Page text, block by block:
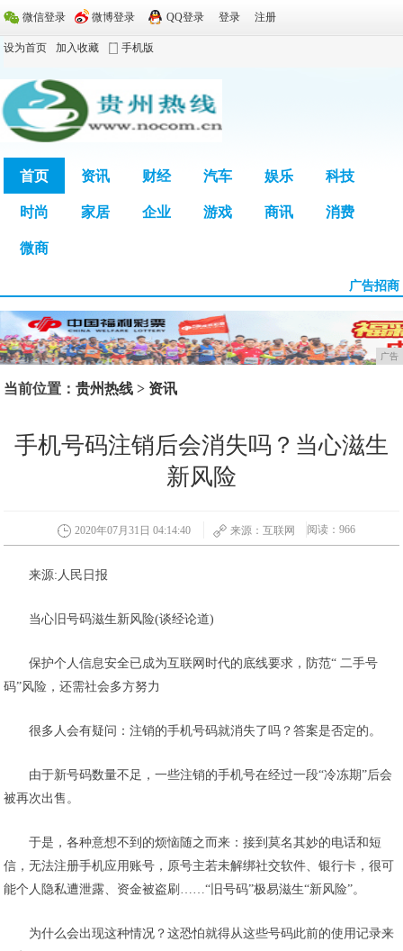
微信登录 微博登录 QQ登录 登录 注册
设为首页 加入收藏 手机版
首页 资讯 财经 汽车 娱乐 科技
时尚 家居 企业 游戏 商讯 消费
微商
广告招商
广告
当前位置：贵州热线 > 资讯
手机号码注销后会消失吗？当心滋生
新风险
2020年07月31日 04:14:40 来源：互联网 阅读：966
来源:人民日报
当心旧号码滋生新风险(谈经论道)
保护个人信息安全已成为互联网时代的底线要求，防范“ 二手号
码”风险，还需社会多方努力
很多人会有疑问：注销的手机号码就消失了吗？答案是否定的。
由于新号码数量不足，一些注销的手机号在经过一段“冷冻期”后会
被再次出售。
于是，各种意想不到的烦恼随之而来：接到莫名其妙的电话和短
信，无法注册手机应用账号，原号主若未解绑社交软件、银行卡，很可
能个人隐私遭泄露、资金被盗刷……“旧号码”极易滋生“新风险”。
为什么会出现这种情况？这恐怕就得从这些号码此前的使用记录来